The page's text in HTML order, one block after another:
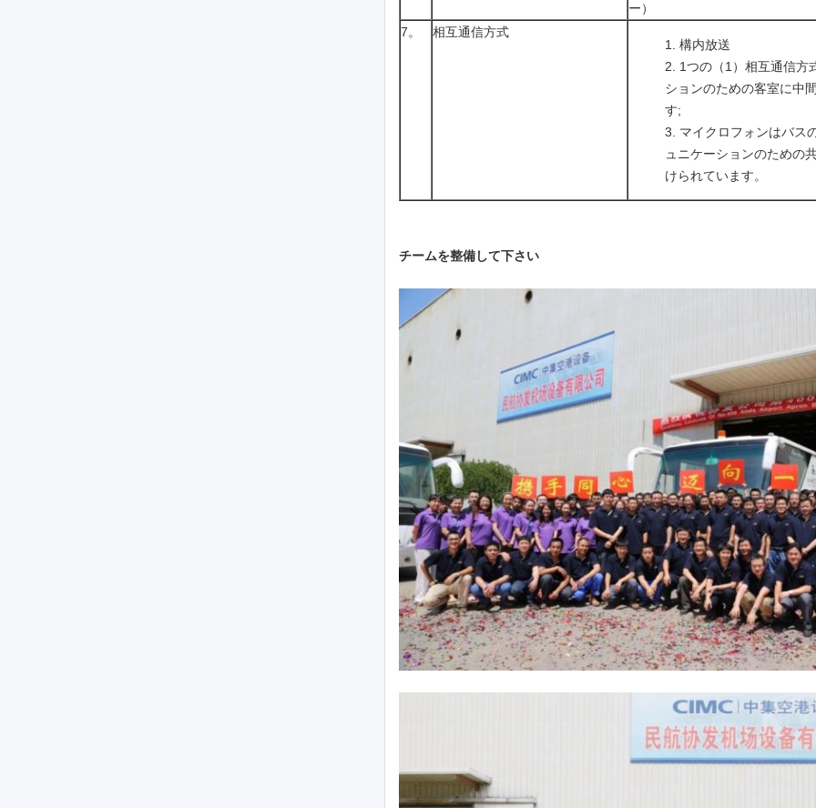
ー）
7。
相互通信方式
構内放送
1つの（1）相互通信方
ションのための客室に中
す;
マイクロフォンはバス
ュニケーションのための
けられています。
チームを整備して下さい